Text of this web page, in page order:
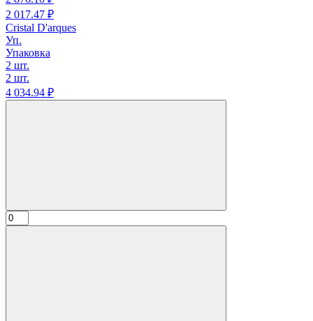
2 017.47 ₽
Cristal D'arques
Уп.
Упаковка
2 шт.
2 шт.
4 034.94 ₽